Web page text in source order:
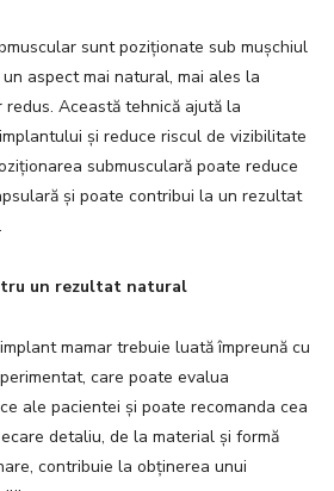
sunt poziționate sub mușchiul
aspect mai natural, mai ales la
Această tehnică ajută la
și reduce riscul de vizibilitate
submusculară poate reduce
și poate contribui la un rezultat
un rezultat natural
mamar trebuie luată împreună cu
care poate evalua
ale pacientei și poate recomanda cea
detaliu, de la material și formă
contribuie la obținerea unui